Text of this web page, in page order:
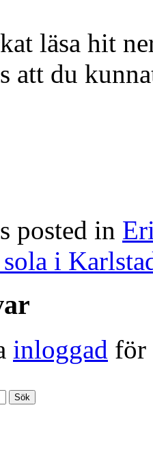
läsa hit
att du
posted in
i
inloggad för